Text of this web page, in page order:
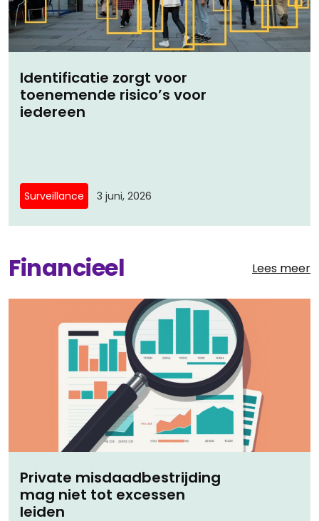
contact op om de details vast te leggen.
Identificatie zorgt voor
toenemende risico’s voor
iedereen
Surveillance 3 juni, 2026
Financieel Lees meer
Private misdaadbestrijding
mag niet tot excessen
leiden